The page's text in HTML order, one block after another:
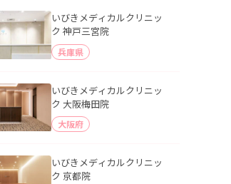
いびきメディカルクリニッ
ク 神戸三宮院
兵庫県
いびきメディカルクリニッ
ク 大阪梅田院
大阪府
いびきメディカルクリニッ
ク 京都院